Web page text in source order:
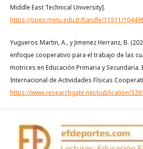
Middle East Technical University].
https://open.metu.edu.tr/handle/11511/
Yugueros Martin, A., y Jimenez Herranz, B.
enfoque cooperativo para el trabajo de las
motrices en Educación Primaria y Secundaria.
Internacional de Actividades Físicas
https://www.researchgate.net/publication/